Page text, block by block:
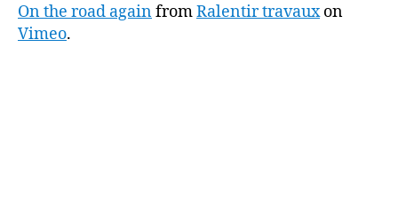
On the road againfromRalentir travauxon
Vimeo.